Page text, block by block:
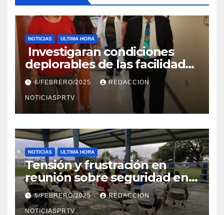
NOTICIAS ULTIMA HORA
Investigaran condiciones
deplorables de las facilidades
el Departamento de la Salud
en Mayagüez
6/FEBRERO/2025 REDACCION
NOTICIASPRTV
NOTICIAS ULTIMA HORA
Tensión y frustración en
reunión sobre seguridad en
Reparto Metropolitano
5/FEBRERO/2025 REDACCION
NOTICIASPRTV